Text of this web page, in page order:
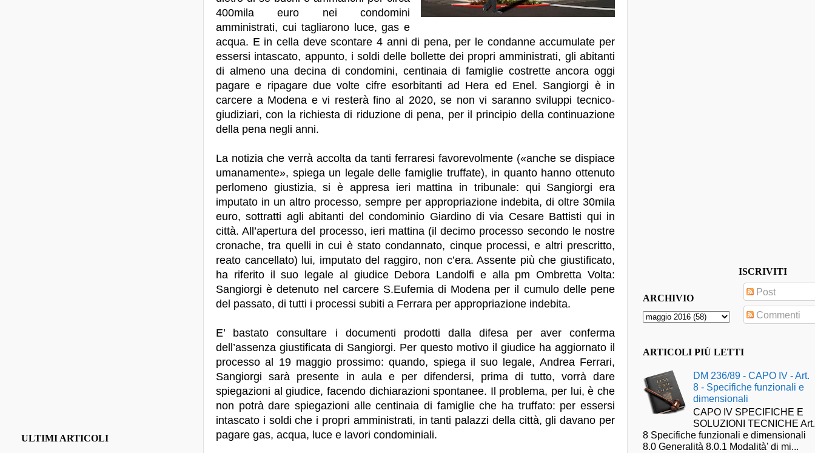
400mila euro nei condomini
amministrati, cui tagliarono luce, gas e
acqua. E in cella deve scontare 4 anni di pena, per le condanne accumulate per
essersi intascato, appunto, i soldi delle bollette dei propri amministrati, gli abitanti
di almeno una decina di condomini, centinaia di famiglie costrette ancora oggi
pagare e ripagare due volte cifre esorbitanti ad Hera ed Enel. Sangiorgi è in
carcere a Modena e vi resterà fino al 2020, se non vi saranno sviluppi tecnico-
giudiziari, con la richiesta di riduzione di pena, per il principio della continuazione
della pena negli anni.
La notizia che verrà accolta da tanti ferraresi favorevolmente («anche se dispiace
umanamente», spiega un legale delle famiglie truffate), in quanto hanno ottenuto
perlomeno giustizia, si è appresa ieri mattina in tribunale: qui Sangiorgi era
imputato in un altro processo, sempre per appropriazione indebita, di oltre 30mila
euro, sottratti agli abitanti del condominio Giardino di via Cesare Battisti qui in
città. All’apertura del processo, ieri mattina (il decimo processo secondo le nostre
cronache, tra quelli in cui è stato condannato, cinque processi, e altri prescritto,
reato cancellato) lui, imputato del raggiro, non c’era. Assente più che giustificato,
ha riferito il suo legale al giudice Debora Landolfi e alla pm Ombretta Volta:
Sangiorgi è detenuto nel carcere S.Eufemia di Modena per il cumulo delle pene
del passato, di tutti i processi subiti a Ferrara per appropriazione indebita.
E’ bastato consultare i documenti prodotti dalla difesa per aver conferma
dell’assenza giustificata di Sangiorgi. Per questo motivo il giudice ha aggiornato il
processo al 19 maggio prossimo: quando, spiega il suo legale, Andrea Ferrari,
Sangiorgi sarà presente in aula e per difendersi, prima di tutto, vorrà dare
spiegazioni al giudice, facendo dichiarazioni spontanee. Il problema, per lui, è che
non potrà dare spiegazioni alle centinaia di famiglie che ha truffato: per essersi
intascato i soldi che i propri amministrati, in tanti palazzi della città, gli davano per
pagare gas, acqua, luce e lavori condominiali.
ULTIMI ARTICOLI
ARCHIVIO
ISCRIVITI
Post
Commenti
ARTICOLI PIÙ LETTI
DM 236/89 - CAPO IV - Art.
8 - Specifiche funzionali e
dimensionali
CAPO IV SPECIFICHE E
SOLUZIONI TECNICHE Art.
8 Specifiche funzionali e dimensionali
8.0 Generalità 8.0.1 Modalità' di mi...